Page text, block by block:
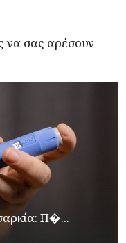
να σας αρέσουν
Π�...